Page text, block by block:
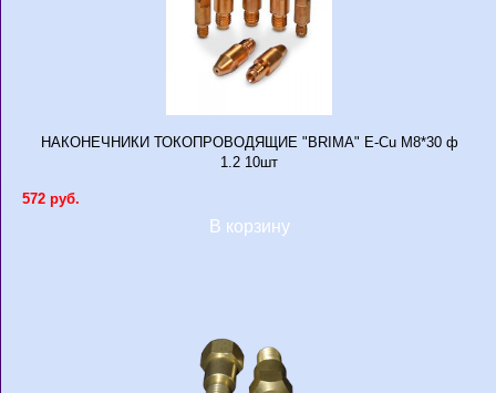
НАКОНЕЧНИКИ ТОКОПРОВОДЯЩИЕ "BRIMA" E-Cu М8*30 ф
1.2 10шт
572 руб.
В корзину